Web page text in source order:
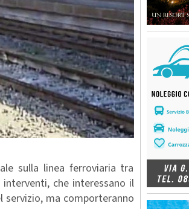
sulla linea ferroviaria tra
interventi, che interessano il
servizio, ma comporteranno